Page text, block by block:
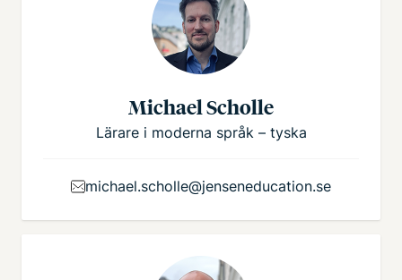
Michael Scholle
Lärare i moderna språk – tyska
michael.scholle@jenseneducation.se